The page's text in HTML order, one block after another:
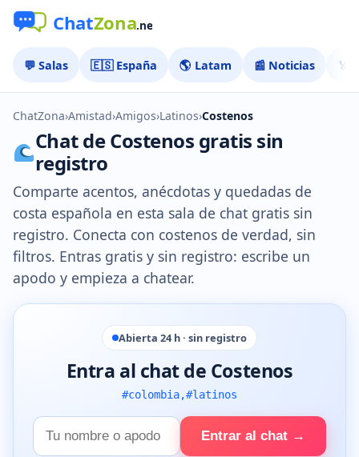
💬 Salas 🇪🇸 España 🌎 Latam 📰 Noticias 🏅
ChatZona›Amistad›Amigos›Latinos›Costenos
Chat de Costenos gratis sin
registro
Comparte acentos, anécdotas y quedadas de
costa española en esta sala de chat gratis sin
registro. Conecta con costenos de verdad, sin
filtros. Entras gratis y sin registro: escribe un
apodo y empieza a chatear.
Abierta 24 h · sin registro
Entra al chat de Costenos
#colombia,#latinos
Tu
nombre
Entrar al chat →